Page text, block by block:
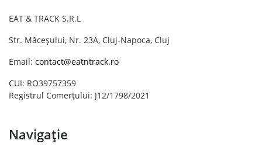
EAT & TRACK S.R.L
Str. Măceșului, Nr. 23A, Cluj-Napoca, Cluj
Email: contact@eatntrack.ro
CUI: RO39757359
Registrul Comerțului: J12/1798/2021
Navigație